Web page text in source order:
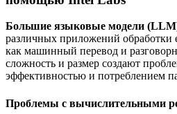
Большие языковые модели
различных приложений обработки
как машинный перевод и
сложность и размер создают
эффективностью и потреблением
Проблемы с вычислительными